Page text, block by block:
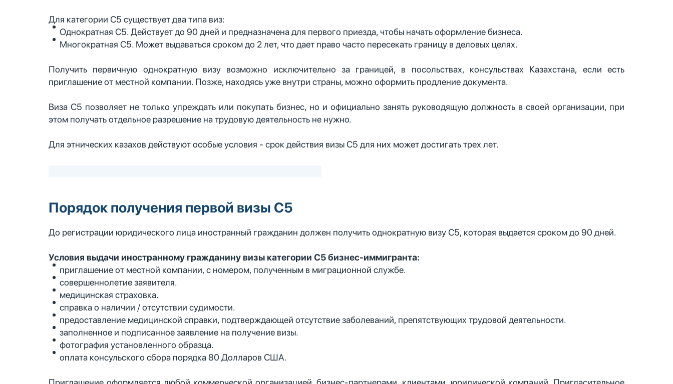
Для категории С5 существует два типа виз:
Однократная C5. Действует до 90 дней и предназначена для первого приезда, чтобы начать оформление бизнеса.
Многократная C5. Может выдаваться сроком до 2 лет, что дает право часто пересекать границу в деловых целях.
Получить первичную однократную визу возможно исключительно за границей, в посольствах, консульствах Казахстана, если есть
приглашение от местной компании. Позже, находясь уже внутри страны, можно оформить продление документа.
Виза C5 позволяет не только упреждать или покупать бизнес, но и официально занять руководящую должность в своей организации, при
этом получать отдельное разрешение на трудовую деятельность не нужно.
Для этнических казахов действуют особые условия - срок действия визы C5 для них может достигать трех лет.
Порядок получения первой визы C5
До регистрации юридического лица иностранный гражданин должен получить однократную визу С5, которая выдается сроком до 90 дней.
Условия выдачи иностранному гражданину визы категории С5 бизнес-иммигранта:
приглашение от местной компании, с номером, полученным в миграционной службе.
совершеннолетие заявителя.
медицинская страховка.
справка о наличии / отсутствии судимости.
предоставление медицинской справки, подтверждающей отсутствие заболеваний, препятствующих трудовой деятельности.
заполненное и подписанное заявление на получение визы.
фотография установленного образца.
оплата консульского сбора порядка 80 Долларов США.